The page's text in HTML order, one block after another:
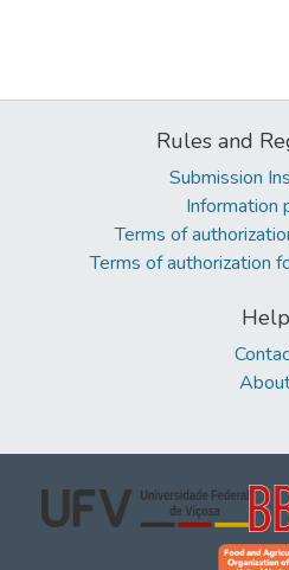
Rules and
Submission
Information
Terms of
Terms of authorization
Help